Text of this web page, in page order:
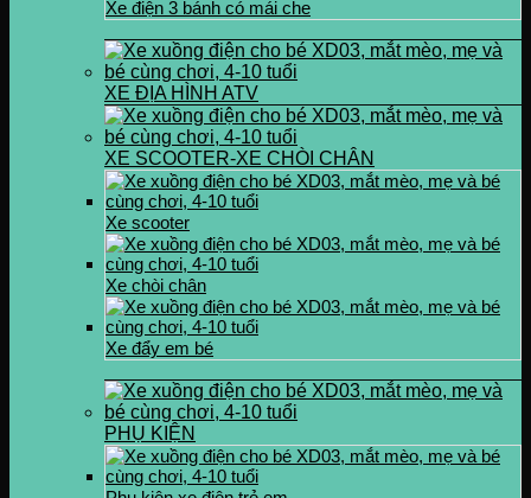
Xe điện 3 bánh có mái che
XE ĐỊA HÌNH ATV
XE SCOOTER-XE CHÒI CHÂN
Xe scooter
Xe chòi chân
Xe đẩy em bé
PHỤ KIỆN